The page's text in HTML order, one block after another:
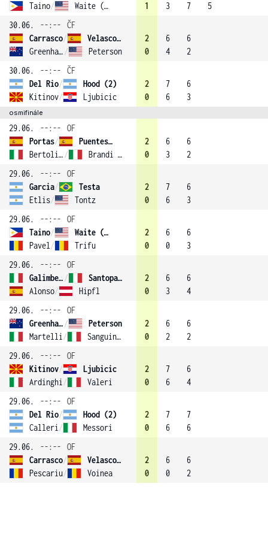
Taino/ Waite (3)
1
3
7
5
30.06.
--:--
ČF
Carrasco/
Velasco (4)
Greenhalgh / Peterson
2
0
6
4
6
2
30.06.
--:--
ČF
Del Rio/
Hood (2)
Kitinov/ Ljubicic
2
0
7
6
6
3
osmifinále
29.06. --:--
OF
Portas/
Puentes-Alcaniz
Bertolini / Brandi (1)
2
0
6
3
6
2
29.06.
--:--
OF
Garcia/
Testa
Etlis/ Tontz
2
0
7
6
6
3
29.06.
--:--
OF
Taino/
Waite (3)
Pavel / Trifu
2
0
6
0
6
3
29.06.
--:--
OF
Galimberti /
Santopadre
Alonso/ Hipfl
2
0
6
3
6
4
29.06.
--:--
OF
Greenhalgh /
Peterson
Martelli / Sanguinetti
2
0
6
2
6
2
29.06.
--:--
OF
Kitinov/
Ljubicic
Ardinghi / Valeri
2
0
7
6
6
4
29.06.
--:--
OF
Del Rio/
Hood (2)
Calleri / Messori
2
0
7
6
7
6
29.06.
--:--
OF
Carrasco/
Velasco (4)
Pescariu/ Voinea
2
0
6
0
6
2